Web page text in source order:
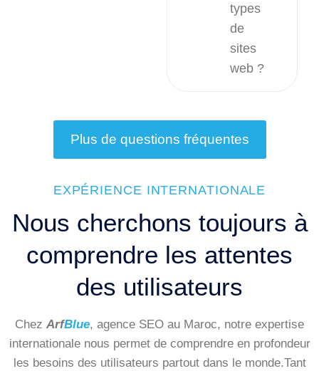
types
de
sites
web ?
Plus de questions fréquentes
EXPÉRIENCE INTERNATIONALE
Nous cherchons toujours à
comprendre les attentes
des utilisateurs
Chez ArfBlue, agence SEO au Maroc, notre expertise
internationale nous permet de comprendre en profondeur
les besoins des utilisateurs partout dans le monde.Tant